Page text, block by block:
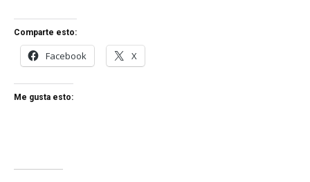
Comparte esto:
Facebook X
Me gusta esto: